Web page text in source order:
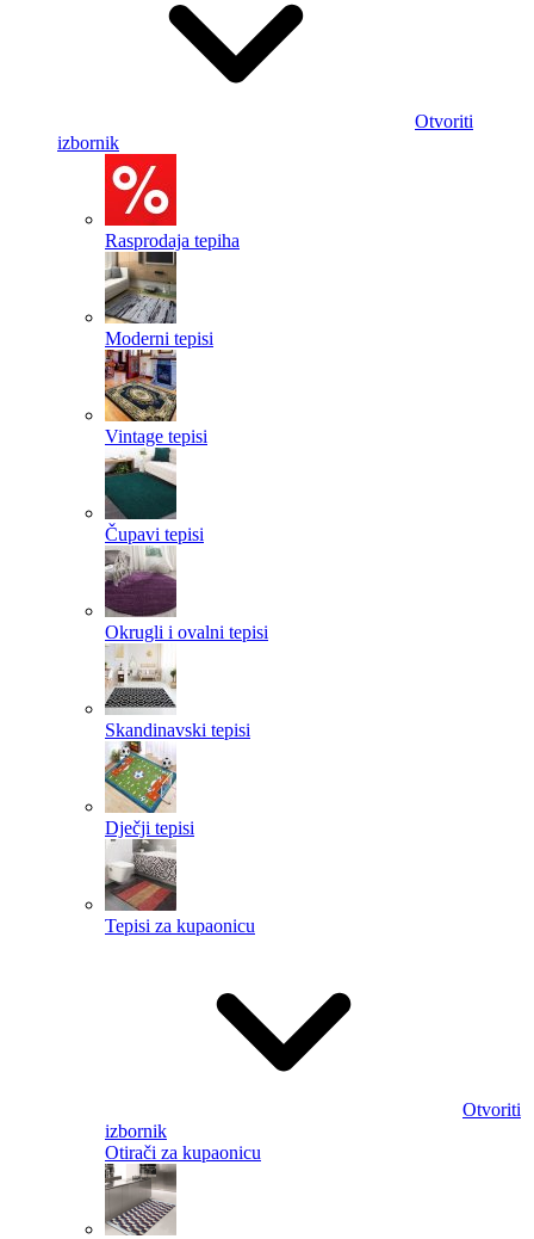
Otvoriti
izbornik
Rasprodaja tepiha
Moderni tepisi
Vintage tepisi
Čupavi tepisi
Okrugli i ovalni tepisi
Skandinavski tepisi
Dječji tepisi
Tepisi za kupaonicu
Otvoriti
izbornik
Otirači za kupaonicu